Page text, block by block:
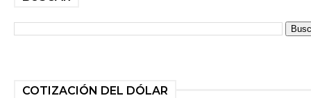
COTIZACIÓN DEL DÓLAR